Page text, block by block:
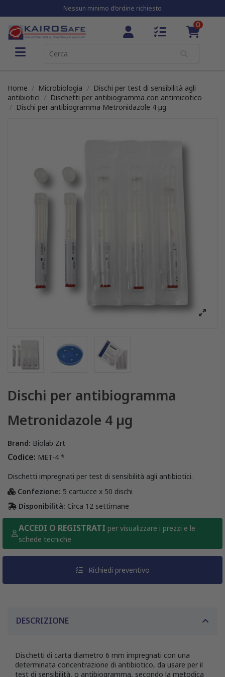
Nessun minimo d’ordine richiesto
0
Home Microbiologia
Dischi per test di sensibilità agli
antibiotici
Dischetti per antibiogramma con antimicotico
Dischi per antibiogramma Metronidazole 4 µg
Dischi per antibiogramma
Metronidazole 4 µg
Brand: Biolab Zrt
Codice: MET-4 *
Dischetti impregnati per test di sensibilità agli antibiotici.
Confezione: 5 cartucce x 50 dischi
Disponibilità: Circa 12 settimane
ACCEDI O REGISTRATI per visualizzare i prezzi e le
schede tecniche
Richiedi preventivo
DESCRIZIONE
Dischetti di carta diametro 6 mm impregnati con una
determinata concentrazione di antibiotico, da usare per il
test di sensibilità, o antibiogramma, secondo la metodica